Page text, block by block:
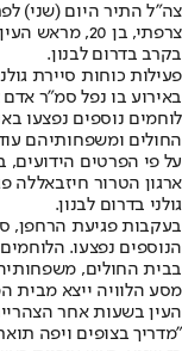
צה"ל התיר היום (שני)
צרפתי, בן 20,
בקרב בדרום לבנון.
פעילות כוחות סיירת
באירוע בו נפל סמ"ר
לוחמים נוספים נפצעו
החולים ומשפחותיהם
ארגון הטרור חיזבאללה
גולני בדרום לבנון.
בעקבות פגיעת הרחפן,
הנוספים נפצעו.
בבית החולים,
מסע הלוויה ייצא מבית
העין בשעות אחר
"מדריך בצופים ויפה